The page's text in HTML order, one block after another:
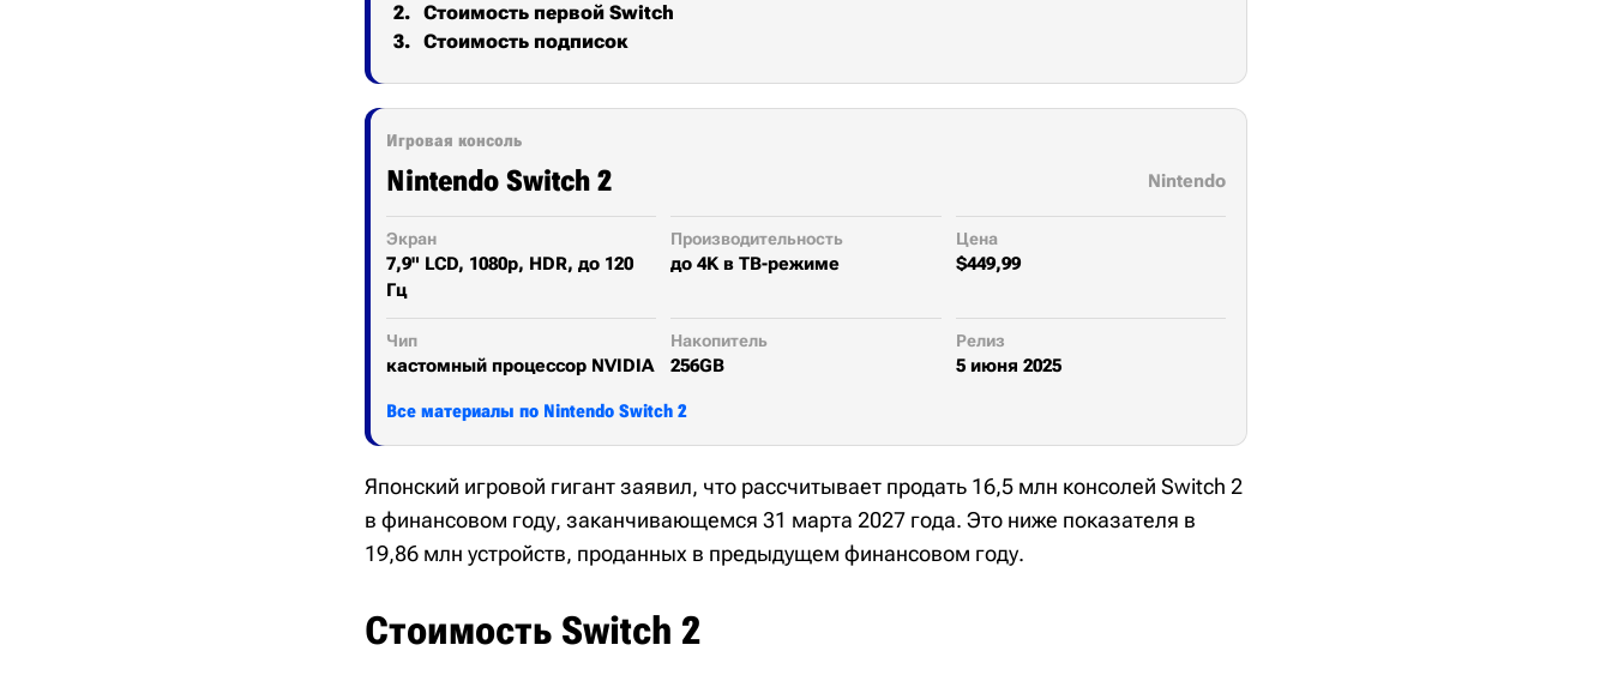
Стоимость первой Switch
Стоимость подписок
Игровая консоль
Nintendo Switch 2 Nintendo
Экран
7,9" LCD, 1080p, HDR, до 120
Гц
Чип
кастомный процессор NVIDIA
Производительность
до 4K в ТВ-режиме
Накопитель
256GB
Цена
$449,99
Релиз
5 июня 2025
Все материалы по Nintendo Switch 2
Японский игровой гигант заявил, что рассчитывает продать 16,5 млн консолей Switch 2
в финансовом году, заканчивающемся 31 марта 2027 года. Это ниже показателя в
19,86 млн устройств, проданных в предыдущем финансовом году.
Стоимость Switch 2